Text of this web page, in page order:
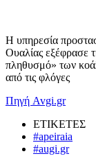
Η υπηρεσία
Ουαλίας εξέφρασε
πληθυσμό» των
από τις φλόγες
Πηγή Avgi.gr
ΕΤΙΚΕΤΕΣ
#apeiraia
#augi.gr